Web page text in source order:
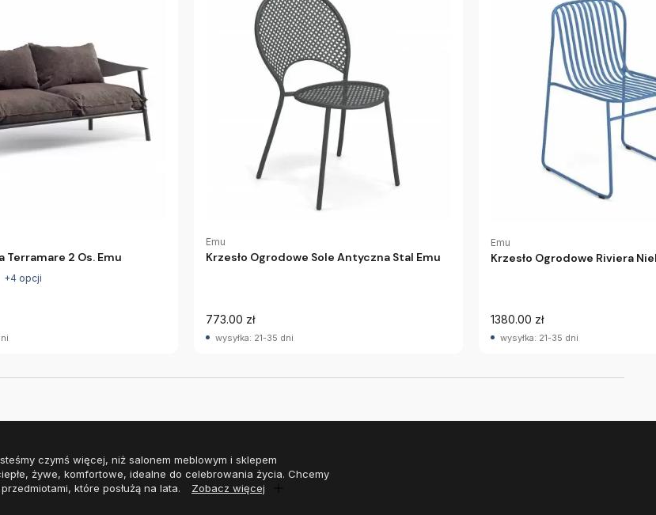
Terramare 2 Os. Emu
+4 opcji
Emu
Krzesło Ogrodowe Sole Antyczna Stal Emu
773.00 zł
wysyłka: 21-35 dni
Emu
Krzesło Ogrodowe Riviera
1380.00 zł
wysyłka: 21-35 dni
czymś więcej, niż salonem meblowym i sklepem
żywe, komfortowe, idealne do celebrowania życia. Chcemy
które posłużą na lata.
Zobacz więcej